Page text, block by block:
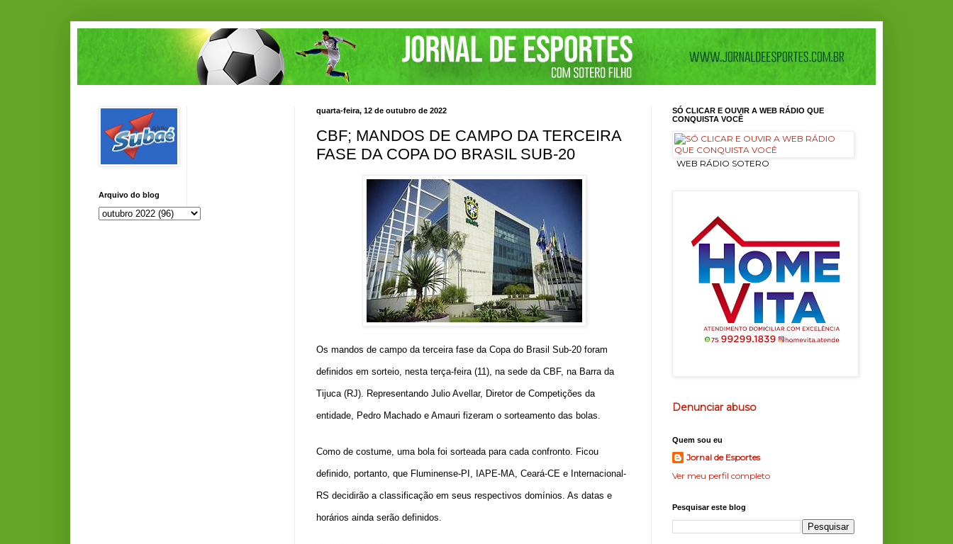
quarta-feira, 12 de outubro de 2022
CBF; MANDOS DE CAMPO DA TERCEIRA
FASE DA COPA DO BRASIL SUB-20
Os mandos de campo da terceira fase da Copa do Brasil Sub-20 foram
definidos em sorteio, nesta terça-feira (11), na sede da CBF, na Barra da
Tijuca (RJ). Representando Julio Avellar, Diretor de Competições da
entidade, Pedro Machado e Amauri fizeram o sorteamento das bolas.
Como de costume, uma bola foi sorteada para cada confronto. Ficou
definido, portanto, que Fluminense-PI IAPE-MA Ceará-CE e Internacional-
RS decidirão a classificação em seus respectivos domínios. As datas e
horários ainda serão definidos.
Arquivo do blog
SÓ CLICAR E OUVIR A WEB RÁDIO QUE
CONQUISTA VOCÊ
ㅤ WEB RÁDIO SOTERO
Denunciar abuso
Quem sou eu
Jornal de Esportes
Ver meu perfil completo
Pesquisar este blog